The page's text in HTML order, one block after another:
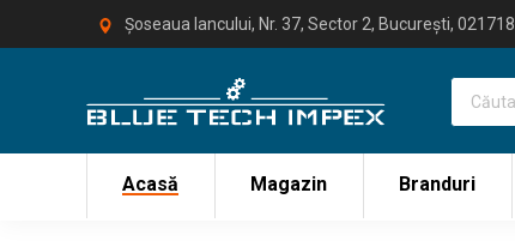
Șoseaua Iancului, Nr. 37, Sector 2, București, 021718
Acasă Magazin Branduri